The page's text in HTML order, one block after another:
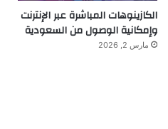
الكازينوهات المباشرة عبر الإنترنت
وإمكانية الوصول من السعودية
مارس 2, 2026